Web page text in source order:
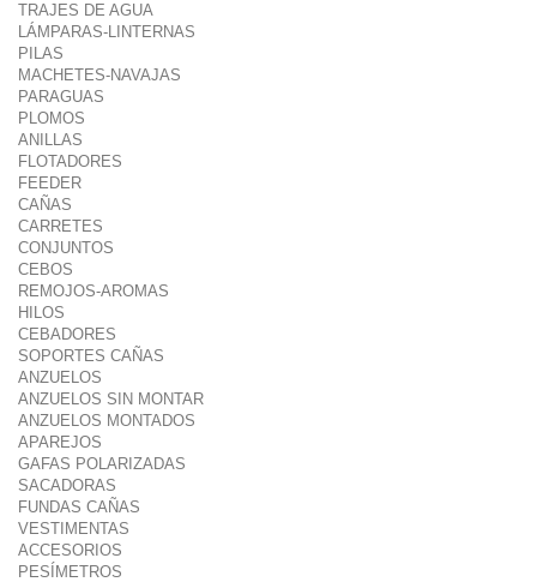
TRAJES DE AGUA
LÁMPARAS-LINTERNAS
PILAS
MACHETES-NAVAJAS
PARAGUAS
PLOMOS
ANILLAS
FLOTADORES
FEEDER
CAÑAS
CARRETES
CONJUNTOS
CEBOS
REMOJOS-AROMAS
HILOS
CEBADORES
SOPORTES CAÑAS
ANZUELOS
ANZUELOS SIN MONTAR
ANZUELOS MONTADOS
APAREJOS
GAFAS POLARIZADAS
SACADORAS
FUNDAS CAÑAS
VESTIMENTAS
ACCESORIOS
PESÍMETROS